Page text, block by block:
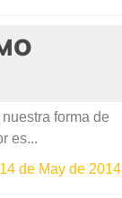
forma de
es...
14 de May de 2014